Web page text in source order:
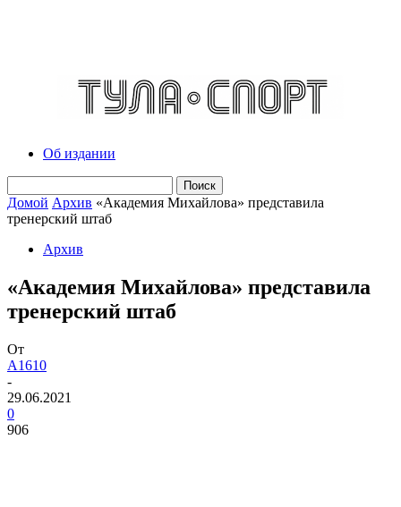
Об издании
Домой Архив «Академия Михайлова» представила
тренерский штаб
Архив
«Академия Михайлова» представила
тренерский штаб
От
A1610
-
29.06.2021
0
906